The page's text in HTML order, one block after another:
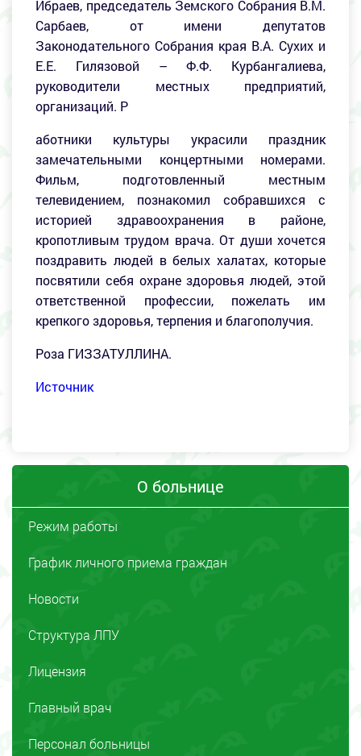
Ибраев, председатель Земского Собрания В.М.
Сарбаев, от имени депутатов
Законодательного Собрания края В.А. Сухих и
Е.Е. Гилязовой – Ф.Ф. Курбангалиева,
руководители местных предприятий,
организаций. Р
аботники культуры украсили праздник
замечательными концертными номерами.
Фильм, подготовленный местным
телевидением, познакомил собравшихся с
историей здравоохранения в районе,
кропотливым трудом врача. От души хочется
поздравить людей в белых халатах, которые
посвятили себя охране здоровья людей, этой
ответственной профессии, пожелать им
крепкого здоровья, терпения и благополучия.
Роза ГИЗЗАТУЛЛИНА.
Источник
О больнице
Режим работы
График личного приема граждан
Новости
Структура ЛПУ
Лицензия
Главный врач
Персонал больницы